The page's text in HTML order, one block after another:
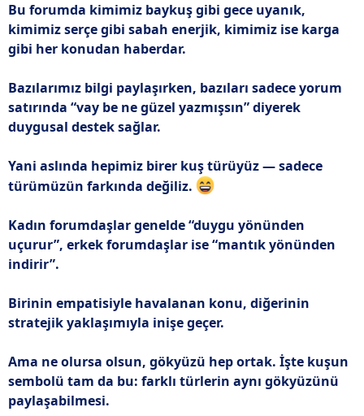
Bu forumda kimimiz baykuş gibi gece uyanık,
kimimiz serçe gibi sabah enerjik, kimimiz ise karga
gibi her konudan haberdar.
Bazılarımız bilgi paylaşırken, bazıları sadece yorum
satırında “vay be ne güzel yazmışsın” diyerek
duygusal destek sağlar.
Yani aslında hepimiz birer kuş türüyüz — sadece
türümüzün farkında değiliz.
Kadın forumdaşlar genelde “duygu yönünden
uçurur”, erkek forumdaşlar ise “mantık yönünden
indirir”.
Birinin empatisiyle havalanan konu, diğerinin
stratejik yaklaşımıyla inişe geçer.
Ama ne olursa olsun, gökyüzü hep ortak. İşte kuşun
sembolü tam da bu: farklı türlerin aynı gökyüzünü
paylaşabilmesi.